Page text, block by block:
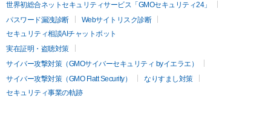
世界初総合ネットセキュリティサービス「GMOセキュリティ24」
パスワード漏洩診断
Webサイトリスク診断
セキュリティ相談AIチャットボット
実在証明・盗聴対策
サイバー攻撃対策（GMOサイバーセキュリティ byイエラエ）
サイバー攻撃対策（GMO Flatt Security）
なりすまし対策
セキュリティ事業の軌跡